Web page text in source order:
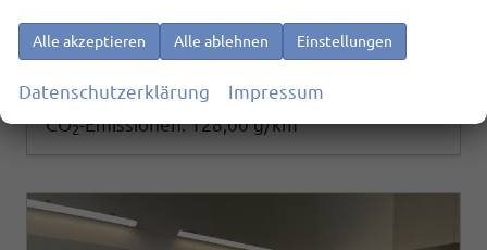
28.495,– €
incl. 19% MwSt.
Details
Verbrauch kombiniert:
CO -Klasse: D
CO2-Emissionen:128,00 g/km
Alle akzeptieren Alle ablehnen Einstellungen
Datenschutzerklärung Impressum